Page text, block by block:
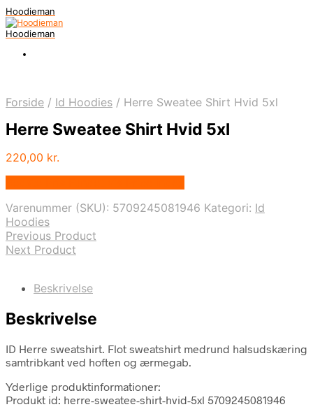
Hoodieman
Hoodieman
Forside / Id Hoodies / Herre Sweatee Shirt Hvid 5xl
Herre Sweatee Shirt Hvid 5xl
220,00 kr.
Varenummer (SKU): 5709245081946 Kategori: Id
Hoodies
Previous Product
Next Product
Beskrivelse
Beskrivelse
ID Herre sweatshirt. Flot sweatshirt medrund halsudskæring
samtribkant ved hoften og ærmegab.
Yderlige produktinformationer:
Produkt id: herre-sweatee-shirt-hvid-5xl 5709245081946